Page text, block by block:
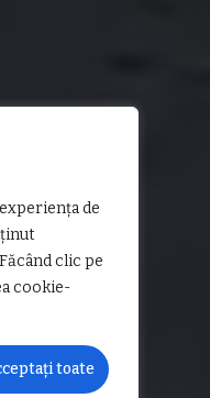
de
clic pe
cookie-
toate